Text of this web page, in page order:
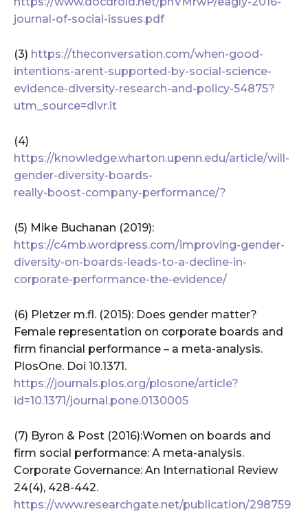
journal-of-social-issues.pdf
(3) https://theconversation.com/when-good-
intentions-arent-supported-by-social-science-
evidence-diversity-research-and-policy-54875?
utm_source=dlvr.it
(4)
https://knowledge.wharton.upenn.edu/article/will-
gender-diversity-boards-
really-boost-company-performance/?
(5) Mike Buchanan (2019):
https://c4mb.wordpress.com/improving-gender-
diversity-on-boards-leads-to-a-decline-in-
corporate-performance-the-evidence/
(6) Pletzer m.fl. (2015): Does gender matter?
Female representation on corporate boards and
firm financial performance – a meta-analysis.
PlosOne. Doi 10.1371.
https://journals.plos.org/plosone/article?
id=10.1371/journal.pone.0130005
(7) Byron & Post (2016):Women on boards and
firm social performance: A meta-analysis.
Corporate Governance: An International Review
24(4), 428-442.
https://www.researchgate.net/publication/298759